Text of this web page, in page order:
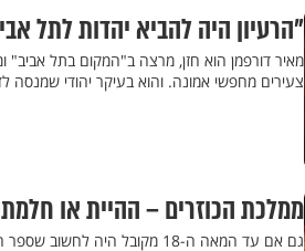
"הרעיון היה להביא יהדות לתל
מאיר דורפמן הוא חזן, מרצה ב"המקום בתל
צעירים מחפשי אמונה. והוא בעיקר יהודי שמנסה
ממלכת הכוזרים – ההיית או
גם אם עד המאה ה-18 מקובל